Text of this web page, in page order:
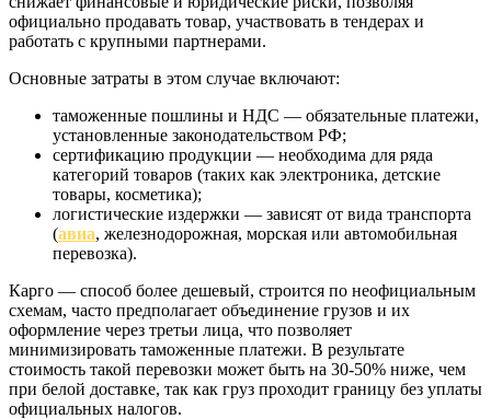
официально продавать товар, участвовать в тендерах и
работать с крупными партнерами.
Основные затраты в этом случае включают:
таможенные пошлины и НДС — обязательные платежи,
установленные законодательством РФ;
сертификацию продукции — необходима для ряда
категорий товаров (таких как электроника, детские
товары, косметика);
логистические издержки — зависят от вида транспорта
(авиа, железнодорожная, морская или автомобильная
перевозка).
Карго — способ более дешевый, строится по неофициальным
схемам, часто предполагает объединение грузов и их
оформление через третьи лица, что позволяет
минимизировать таможенные платежи. В результате
стоимость такой перевозки может быть на 30-50% ниже, чем
при белой доставке, так как груз проходит границу без уплаты
официальных налогов.